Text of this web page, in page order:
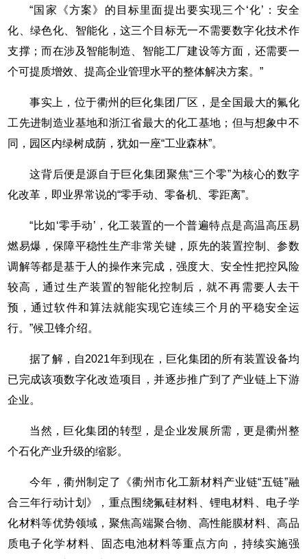
“国家《方案》的目标里面提出要实现三个‘化’：安全
化、绿色化、智能化，这三个目标无一不需要数字化技术作
支撑；而在涉及智能制造、智能工厂建设等方面，还需要一
个可提质增效、提高企业管理水平的整体解决方案。”
事实上，位于衢州的巨化集团厂区，是全国最大的氟化
工先进制造业基地和浙江省最大的化工基地；但与想象中不
同，园区内绿树成荫，犹如一座“工业森林”。
这背后便是源自于巨化集团聚焦“三个零”为核心的数字
化改革，即业界常说的“零手动、零备机、零距离”。
“比如‘零手动’，化工装置的一个普遍特点是高温高压易
燃易爆，保障平稳性生产非常关键，原先的装置控制、参数
调解等都是基于人的操作来完成，强度大、安全性把控风险
较高，通过生产装置的智能化控制后，就不再需要人去干
预，通过软件和算法就能实现它连续三个月的平稳安全运
行。”候卫锋介绍。
据了解，自2021年到现在，巨化集团的所有装置设备均
已完成该项数字化改造项目，并逐步推广到了产业链上下游
企业。
当然，巨化集团的转型，是企业发展所需，更是衢州整
个石化产业升级的缩影。
今年，衢州制定了《衢州市化工新材料产业链“五链”融
合三年行动计划》，重点围绕氟硅材料、锂电材料、电子学
化材料等优势领域，聚焦高端聚合物、高性能膜材料、高品
质电子化学材料、固态电池材料等重点方向，持续实施强